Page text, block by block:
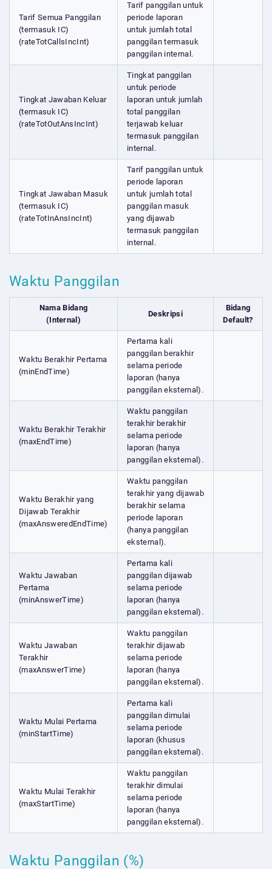
Tarif Semua Panggilan
(termasuk IC)
(rateTotCallsIncInt)
Tarif panggilan untuk
periode laporan
untuk jumlah total
panggilan termasuk
panggilan internal.
Tingkat Jawaban Keluar
(termasuk IC)
(rateTotOutAnsIncInt)
Tingkat panggilan
untuk periode
laporan untuk jumlah
total panggilan
terjawab keluar
termasuk panggilan
internal.
Tingkat Jawaban Masuk
(termasuk IC)
(rateTotInAnsIncInt)
Tarif panggilan untuk
periode laporan
untuk jumlah total
panggilan masuk
yang dijawab
termasuk panggilan
internal.
Waktu Panggilan
Nama Bidang
(Internal)
Deskripsi
Bidang
Default?
Waktu Berakhir Pertama
(minEndTime)
Pertama kali
panggilan berakhir
selama periode
laporan (hanya
panggilan eksternal).
Waktu Berakhir Terakhir
(maxEndTime)
Waktu panggilan
terakhir berakhir
selama periode
laporan (hanya
panggilan eksternal).
Waktu Berakhir yang
Dijawab Terakhir
(maxAnsweredEndTime)
Waktu panggilan
terakhir yang dijawab
berakhir selama
periode laporan
(hanya panggilan
eksternal).
Waktu Jawaban
Pertama
(minAnswerTime)
Pertama kali
panggilan dijawab
selama periode
laporan (hanya
panggilan eksternal).
Waktu Jawaban
Terakhir
(maxAnswerTime)
Waktu panggilan
terakhir dijawab
selama periode
laporan (hanya
panggilan eksternal).
Waktu Mulai Pertama
(minStartTime)
Pertama kali
panggilan dimulai
selama periode
laporan (khusus
panggilan eksternal).
Waktu Mulai Terakhir
(maxStartTime)
Waktu panggilan
terakhir dimulai
selama periode
laporan (hanya
panggilan eksternal).
Waktu Panggilan (%)